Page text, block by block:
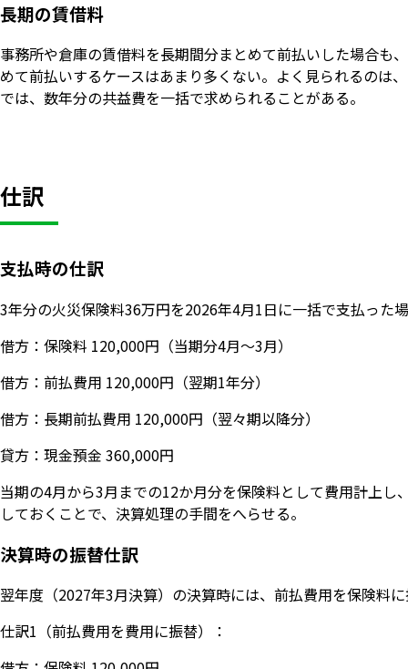
長期の賃借料
事務所や倉庫の賃借料を長期間分まとめて前払いした場合も
めて前払いするケースはあまり多くない。よく見られるのは
では、数年分の共益費を一括で求められることがある。
仕訳
支払時の仕訳
3年分の火災保険料36万円を2026年4月1日に一括で支払った
借方：保険料 120,000円（当期分4月〜3月）
借方：前払費用 120,000円（翌期1年分）
借方：長期前払費用 120,000円（翌々期以降分）
貸方：現金預金 360,000円
当期の4月から3月までの12か月分を保険料として費用計上
しておくことで、決算処理の手間をへらせる。
決算時の振替仕訳
翌年度（2027年3月決算）の決算時には、前払費用を保険料
仕訳1（前払費用を費用に振替）：